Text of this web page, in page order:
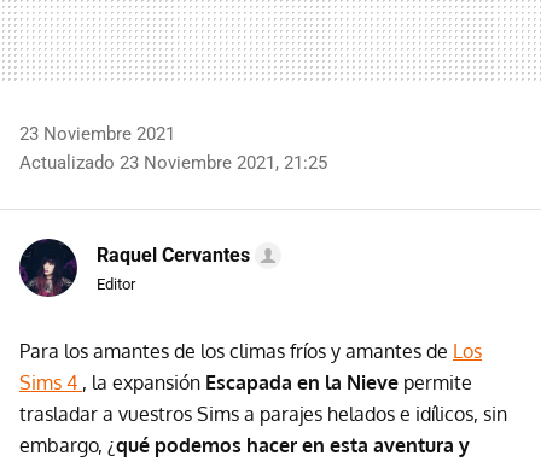
23 Noviembre 2021
Actualizado 23 Noviembre 2021, 21:25
Raquel Cervantes
Editor
Para los amantes de los climas fríos y amantes de Los
Sims 4 , la expansión Escapada en la Nieve permite
trasladar a vuestros Sims a parajes helados e idílicos, sin
embargo, ¿qué podemos hacer en esta aventura y